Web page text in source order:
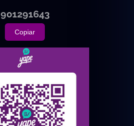
901291643
Copiar